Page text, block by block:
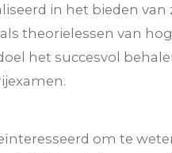
in het bieden van
theorielessen van
het succesvol
om te